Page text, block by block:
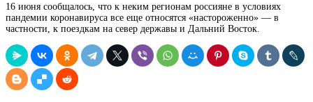
16 июня сообщалось, что к неким регионам россияне в условиях
пандемии коронавируса все еще относятся «настороженно» — в
частности, к поездкам на север державы и Дальний Восток.